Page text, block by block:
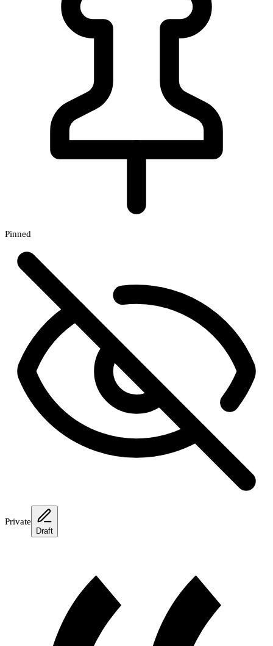
Pinned
Private
Draft